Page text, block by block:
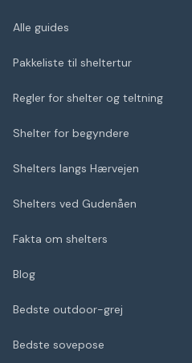
Alle guides
Pakkeliste til sheltertur
Regler for shelter og teltning
Shelter for begyndere
Shelters langs Hærvejen
Shelters ved Gudenåen
Fakta om shelters
Blog
Bedste outdoor-grej
Bedste sovepose